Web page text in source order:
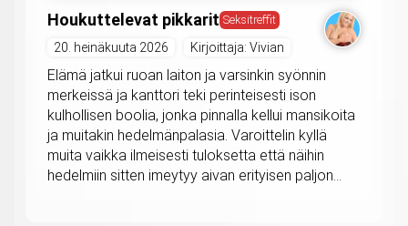
Houkuttelevat pikkarit Seksitreffit
20. heinäkuuta 2026 Kirjoittaja: Vivian
Elämä jatkui ruoan laiton ja varsinkin syönnin
merkeissä ja kanttori teki perinteisesti ison
kulhollisen boolia, jonka pinnalla kellui mansikoita
ja muitakin hedelmänpalasia. Varoittelin kyllä
muita vaikka ilmeisesti tuloksetta että näihin
hedelmiin sitten imeytyy aivan erityisen paljon...